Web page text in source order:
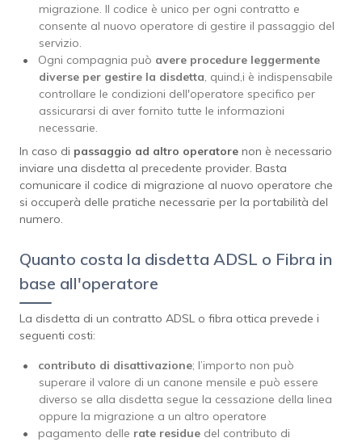
migrazione. Il codice è unico per ogni contratto e
consente al nuovo operatore di gestire il passaggio del
servizio.
Ogni compagnia può avere procedure leggermente
diverse per gestire la disdetta, quind,i è indispensabile
controllare le condizioni dell'operatore specifico per
assicurarsi di aver fornito tutte le informazioni
necessarie.
In caso di passaggio ad altro operatore non è necessario
inviare una disdetta al precedente provider. Basta
comunicare il codice di migrazione al nuovo operatore che
si occuperà delle pratiche necessarie per la portabilità del
numero.
Quanto costa la disdetta ADSL o Fibra in
base all'operatore
La disdetta di un contratto ADSL o fibra ottica prevede i
seguenti costi:
contributo di disattivazione; l’importo non può
superare il valore di un canone mensile e può essere
diverso se alla disdetta segue la cessazione della linea
oppure la migrazione a un altro operatore
pagamento delle rate residue del contributo di